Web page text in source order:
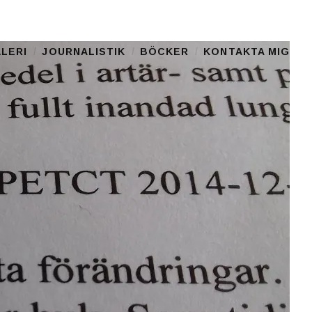
JOURNALISTIK BÖCKER KONTAKTA MIG